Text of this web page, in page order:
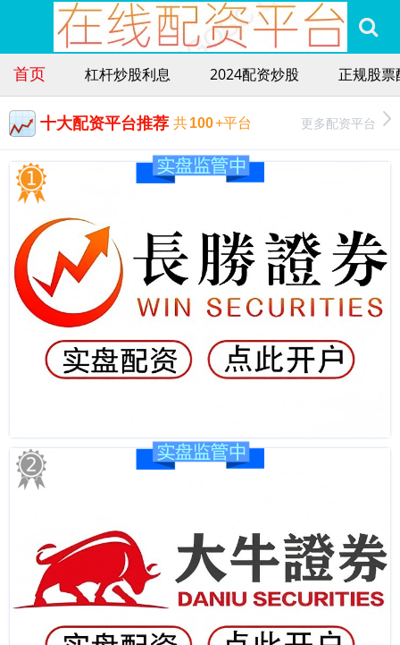
首页 杠杆炒股利息 2024配资炒股 正规股票
十大配资平台推荐 共100+平台 更多配资平台